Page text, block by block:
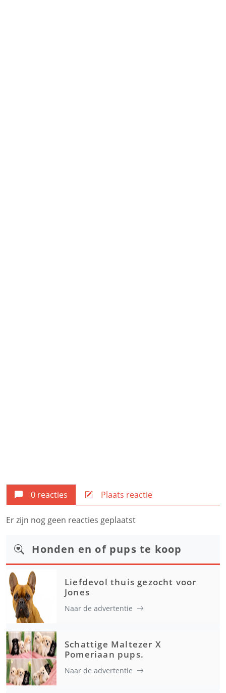
0 reacties Plaats reactie
Er zijn nog geen reacties geplaatst
Honden en of pups te koop
Liefdevol thuis gezocht voor
Jones
Naar de advertentie
Schattige Maltezer X
Pomeriaan pups.
Naar de advertentie